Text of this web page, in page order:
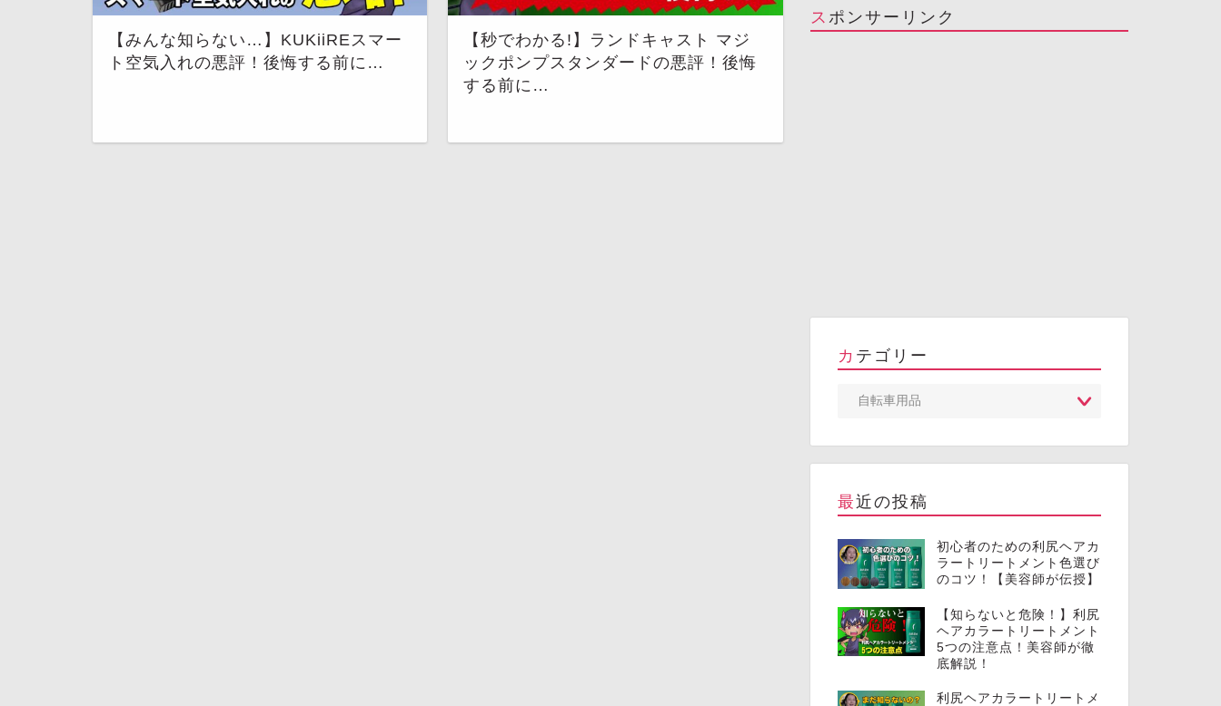
【みんな知らない…】KUKiiREスマー
ト空気入れの悪評！後悔する前に…
【秒でわかる!】ランドキャスト マジ
ックポンプスタンダードの悪評！後悔
する前に…
スポンサーリンク
カテゴリー
最近の投稿
初心者のための利尻ヘアカ
ラートリートメント色選び
のコツ！【美容師が伝授】
【知らないと危険！】利尻
ヘアカラートリートメント
5つの注意点！美容師が徹
底解説！
利尻ヘアカラートリートメ